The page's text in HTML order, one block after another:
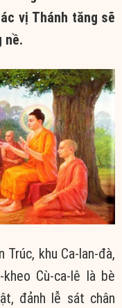
vị Thánh tăng sẽ
nề.
khu Ca-lan-đà,
Cù-ca-lê là bè
đảnh lễ sát chân